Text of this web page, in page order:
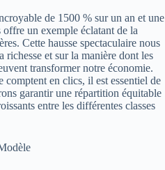
de 1500 % sur un an et une
un exemple éclatant de la
Cette hausse spectaculaire nous
et sur la manière dont les
transformer notre économie.
en clics, il est essentiel de
garantir une répartition équitable
entre les différentes classes